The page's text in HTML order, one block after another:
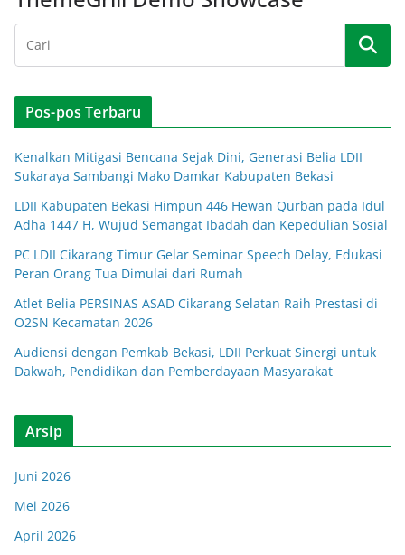
Pos-pos Terbaru
Kenalkan Mitigasi Bencana Sejak Dini, Generasi Belia LDII
Sukaraya Sambangi Mako Damkar Kabupaten Bekasi
LDII Kabupaten Bekasi Himpun 446 Hewan Qurban pada Idul
Adha 1447 H, Wujud Semangat Ibadah dan Kepedulian Sosial
PC LDII Cikarang Timur Gelar Seminar Speech Delay, Edukasi
Peran Orang Tua Dimulai dari Rumah
Atlet Belia PERSINAS ASAD Cikarang Selatan Raih Prestasi di
O2SN Kecamatan 2026
Audiensi dengan Pemkab Bekasi, LDII Perkuat Sinergi untuk
Dakwah, Pendidikan dan Pemberdayaan Masyarakat
Arsip
Juni 2026
Mei 2026
April 2026